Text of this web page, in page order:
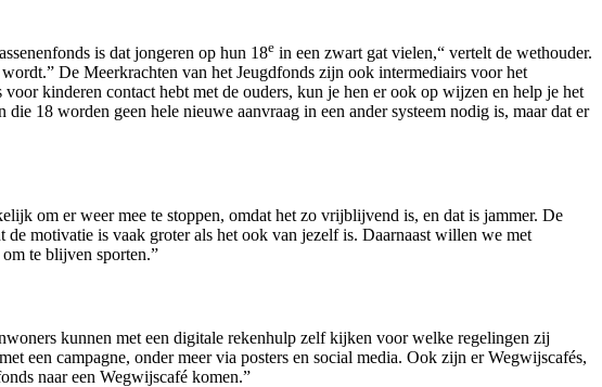
is dat jongeren op hun 18e in een zwart gat vielen,“ vertelt de wethouder.
De Meerkrachten van het Jeugdfonds zijn ook intermediairs voor het
kinderen contact hebt met de ouders, kun je hen er ook op wijzen en help je het
18 worden geen hele nieuwe aanvraag in een ander systeem nodig is, maar dat er
om er weer mee te stoppen, omdat het zo vrijblijvend is, en dat is jammer. De
motivatie is vaak groter als het ook van jezelf is. Daarnaast willen we met
te blijven sporten.”
kunnen met een digitale rekenhulp zelf kijken voor welke regelingen zij
een campagne, onder meer via posters en social media. Ook zijn er Wegwijscafés,
naar een Wegwijscafé komen.”